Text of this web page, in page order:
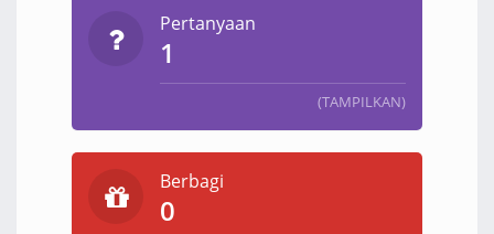
Pertanyaan
1
(TAMPILKAN)
Berbagi
0